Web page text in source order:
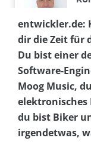
entwickler.de:
dir die Zeit für
Du bist einer
Software-
Moog Music,
du bist Biker
irgendetwas,